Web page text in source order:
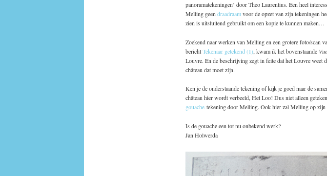
panoramatekeningen’ door Theo Laurentius. Een heel
Melling geendraadraamvoor de opzet van zijn tekeningen
zien is uitsluitend gebruikt om een kopie te kunnen maken…
Zoekend naar werken van Melling en een grotere foto/scan
berichtTekenaar getekend (1), kwam ik het bovenstaande
Louvre. En de beschrijving zegt in feite dat het Louvre weet
château dat moet zijn.
Ken je de onderstaande tekening of kijk je goed naar de
château hier wordt verbeeld, Het Loo! Dus niet alleen
gouache-tekening door Melling. Ook hier zal Melling op zijn
Is de gouache een tot nu onbekend werk?
Jan Holwerda